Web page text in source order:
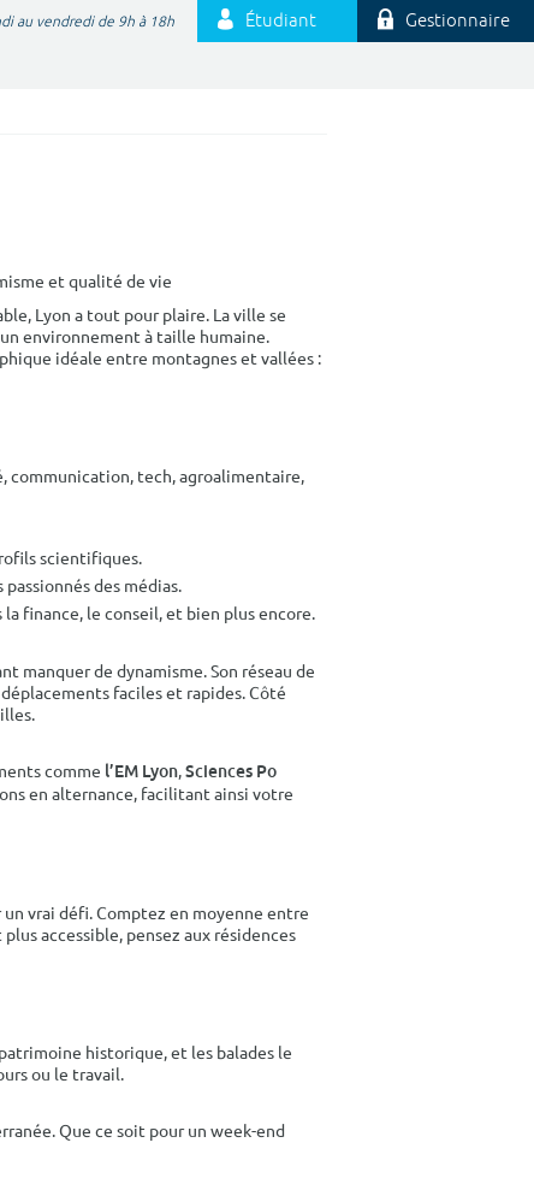
au vendredi de 9h à 18h Étudiant Gestionnaire
et qualité de vie
Lyon a tout pour plaire. La ville se
environnement à taille humaine.
idéale entre montagnes et vallées :
communication, tech, agroalimentaire,
scientifiques.
des médias.
finance, le conseil, et bien plus encore.
manquer de dynamisme. Son réseau de
faciles et rapides. Côté
comme l’EM Lyon,Sciences Po
en alternance, facilitant ainsi votre
vrai défi. Comptez en moyenne entre
accessible, pensez aux résidences
historique, et les balades le
ou le travail.
Que ce soit pour un week-end